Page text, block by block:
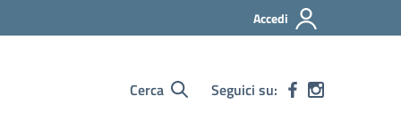
Accedi
Cerca Seguici su: